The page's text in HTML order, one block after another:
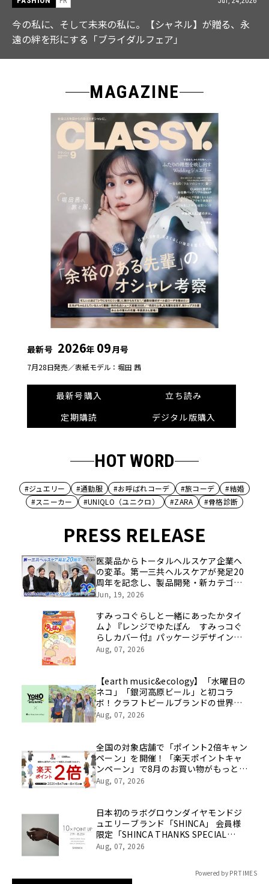
【ICB】人気インフルエンサーと共同制作! 週5で着たく
なる「名品ブラウス」２選
MAGAZINE
最新号 2026年 09月号
7月28日発売／表紙モデル：堀田 茜
最新号購入
立ち読み
定期購読
デジタル版購入
HOT WORD
#ジュエリー #通勤服 #お呼ばれコーデ #旅コーデ
#結婚
#スニーカー
#UNIQLO（ユニクロ） #ZARA #骨格診断
PRESS RELEASE
医薬品からトータルヘルスケア企業へ
の変革。第一三共ヘルスケアが発足20
周年を記念し、製品開発・新カテゴリ
挑戦の舞台や旧社統合時のエピソード
像を公開！
Jun, 19, 2026
すみっコぐらしと一緒にあったかタイ
ム♪『レンジでゆたぽん すみっコぐ
らしカバー付』パッケージデザインリ
ニューアル
Aug, 07, 2026
【earth music&ecology】「水曜日の
ネコ」「銀河高原ビール」と初コラ
ボ！クラフトビールブランドの世界観
を表現したアイテムが8月8日(土)発売
Aug, 07, 2026
全国の対象店舗で「ポイント2倍キャン
ペーン」を開催！「楽天ポイントキャ
ンペーン」で8月のお買い物がもっとお
得に！
Aug, 07, 2026
日本初のラボグロウンダイヤモンドジ
ュエリーブランド「SHINCA」 会員様
限定「SHINCA THANKS SPECIAL
2026 SUMMER ポイントアップキャン
Aug, 07, 2026
Powered by PR TIMES